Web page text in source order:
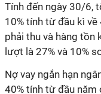
Tính đến ngày 30/6,
10% tính từ đầu kì
phải thu và hàng tồn
lượt là 27% và 10%
Nợ vay ngắn hạn
40% tính từ đầu